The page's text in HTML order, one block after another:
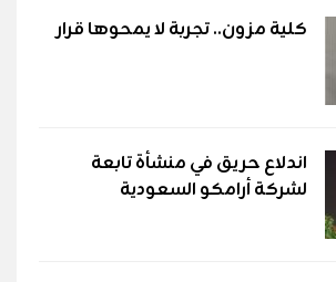
كلية مزون.. تجربة لا يمحوها قرار
اندلاع حريق في منشأة تابعة
لشركة أرامكو السعودية